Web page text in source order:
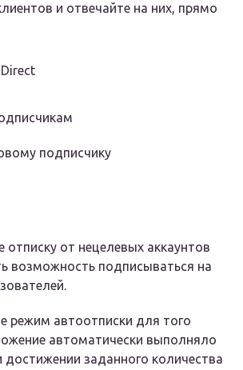
и отвечайте на них, прямо
подписчику
отписку от нецелевых аккаунтов
возможность подписываться на
режим автоотписки для того
автоматически выполняло
достижении заданного количества